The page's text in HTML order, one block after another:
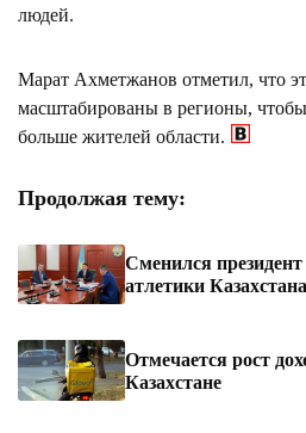
людей.
Марат Ахметжанов отметил, что
масштабированы в регионы,
больше жителей области.
Продолжая тему:
Сменился
атлетики Казахстана
Отмечается рост
Казахстане